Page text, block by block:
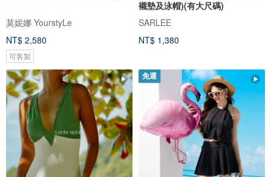
莫妮娜 YourstyLe
NT$ 2,580
可客製
襯墊及泳帽)(有大尺碼)
SARLEE
NT$ 1,380
免運